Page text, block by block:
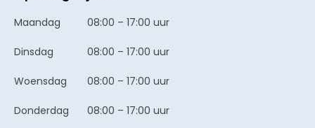
Maandag 08:00 – 17:00 uur
Dinsdag 08:00 – 17:00 uur
Woensdag 08:00 – 17:00 uur
Donderdag 08:00 – 17:00 uur